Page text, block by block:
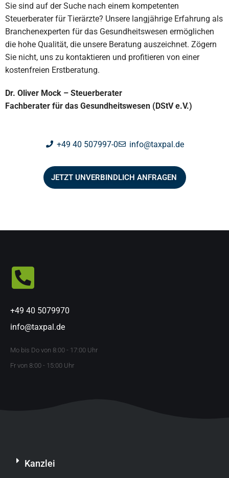
Sie sind auf der Suche nach einem kompetenten
Steuerberater für Tierärzte? Unsere langjährige Erfahrung als
Branchenexperten für das Gesundheitswesen ermöglichen
die hohe Qualität, die unsere Beratung auszeichnet. Zögern
Sie nicht, uns zu kontaktieren und profitieren von einer
kostenfreien Erstberatung.
Dr. Oliver Mock – Steuerberater
Fachberater für das Gesundheitswesen (DStV e.V.)
+49 40 507997-0 info@taxpal.de
JETZT UNVERBINDLICH ANFRAGEN
+49 40 5079970
info@taxpal.de
Mo bis Do von 8:00 - 17:00 Uhr
Fr von 8:00 - 15:00 Uhr
Kanzlei